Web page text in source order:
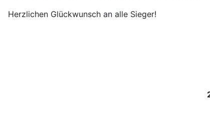
Herzlichen Glückwunsch an alle Sieger!